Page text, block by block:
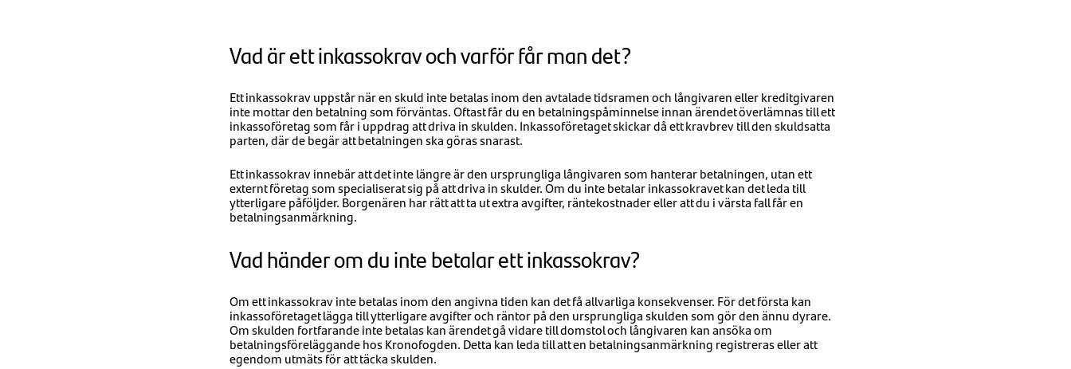
Vad är ett inkassokrav och varför får man det?
Ett inkassokrav uppstår när en skuld inte betalas inom den avtalade tidsramen och långivaren eller kreditgivaren
inte mottar den betalning som förväntas. Oftast får du en betalningspåminnelse innan ärendet överlämnas till ett
inkassoföretag som får i uppdrag att driva in skulden. Inkassoföretaget skickar då ett kravbrev till den skuldsatta
parten, där de begär att betalningen ska göras snarast.
Ett inkassokrav innebär att det inte längre är den ursprungliga långivaren som hanterar betalningen, utan ett
externt företag som specialiserat sig på att driva in skulder. Om du inte betalar inkassokravet kan det leda till
ytterligare påföljder. Borgenären har rätt att ta ut extra avgifter, räntekostnader eller att du i värsta fall får en
betalningsanmärkning.
Vad händer om du inte betalar ett inkassokrav?
Om ett inkassokrav inte betalas inom den angivna tiden kan det få allvarliga konsekvenser. För det första kan
inkassoföretaget lägga till ytterligare avgifter och räntor på den ursprungliga skulden som gör den ännu dyrare.
Om skulden fortfarande inte betalas kan ärendet gå vidare till domstol och långivaren kan ansöka om
betalningsföreläggande hos Kronofogden. Detta kan leda till att en betalningsanmärkning registreras eller att
egendom utmäts för att täcka skulden.